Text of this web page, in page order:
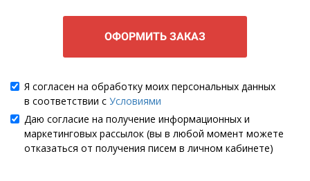
ОФОРМИТЬ ЗАКАЗ
Я согласен на обработку моих персональных данных
в соответствии с Условиями
Даю согласие на получение информационных и
маркетинговых рассылок (вы в любой момент можете
отказаться от получения писем в личном кабинете)